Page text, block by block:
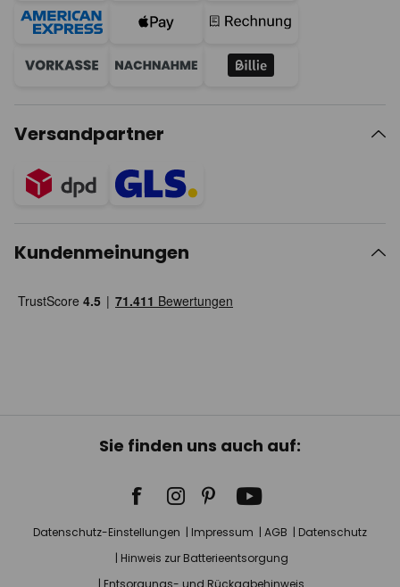
Versandpartner
Kundenmeinungen
Sie finden uns auch auf:
Datenschutz-Einstellungen Impressum AGB
Datenschutz
Hinweis zur Batterieentsorgung
Entsorgungs- und Rückgabehinweis